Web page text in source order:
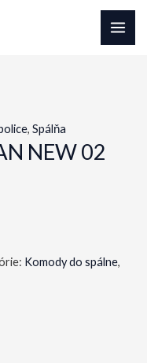
, Spálňa
NEW 02
Komody do spálne,